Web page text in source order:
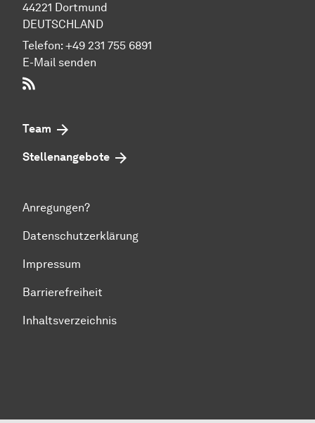
44221 Dort­mund
DEUTSCHLAND
Telefon: +49 231 755 6891
E-Mail senden
Team
Stellenangebote
Anregungen?
Datenschutzerklärung
Impressum
Barrierefreiheit
Inhaltsverzeichnis